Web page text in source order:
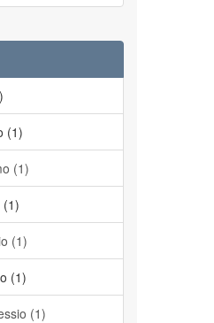
(1)
(1)
(1)
(1)
(1)
(1)